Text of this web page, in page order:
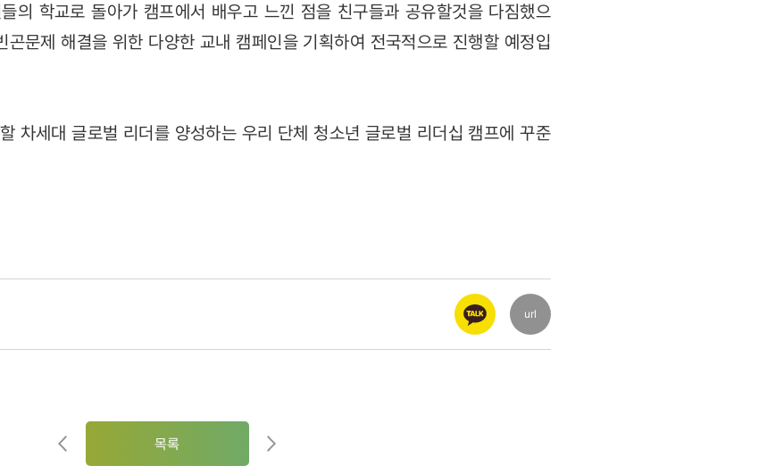
의 학교로 돌아가 캠프에서 배우고 느낀 점을 친구들과 공유할것을 다짐했으
곤문제 해결을 위한 다양한 교내 캠페인을 기획하여 전국적으로 진행할 예정입
차세대 글로벌 리더를 양성하는 우리 단체 청소년 글로벌 리더십 캠프에 꾸준
url
목록